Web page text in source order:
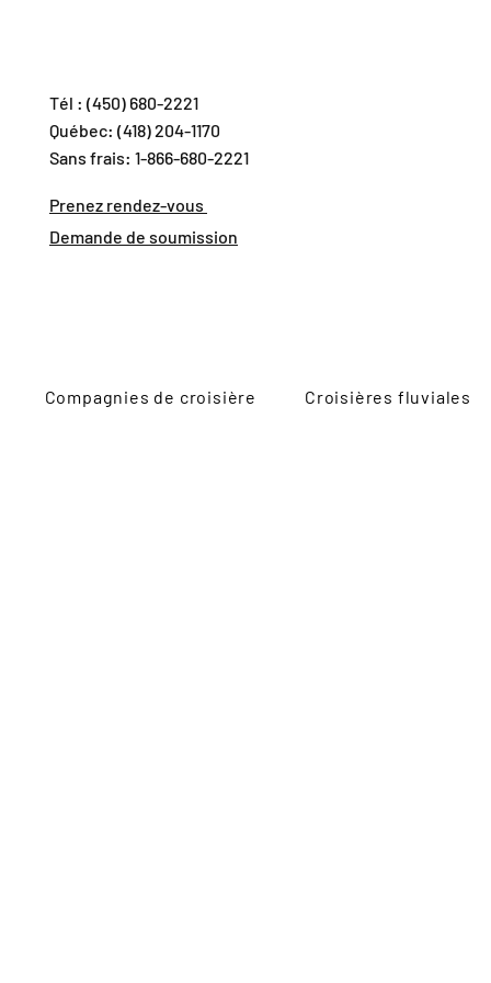
Tél : (450) 680-2221
Québec: (418) 204-1170
Sans frais: 1-866-680-2221
Prenez rendez-vous
Demande de soumission
Compagnies de croisière Croisières fluviales